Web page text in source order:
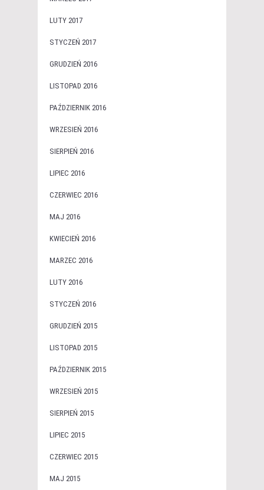
LUTY 2017
STYCZEŃ 2017
GRUDZIEŃ 2016
LISTOPAD 2016
PAŹDZIERNIK 2016
WRZESIEŃ 2016
SIERPIEŃ 2016
LIPIEC 2016
CZERWIEC 2016
MAJ 2016
KWIECIEŃ 2016
MARZEC 2016
LUTY 2016
STYCZEŃ 2016
GRUDZIEŃ 2015
LISTOPAD 2015
PAŹDZIERNIK 2015
WRZESIEŃ 2015
SIERPIEŃ 2015
LIPIEC 2015
CZERWIEC 2015
MAJ 2015